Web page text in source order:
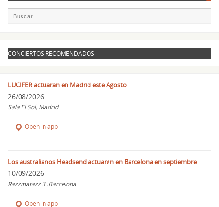
CONCIERTOS RECOMENDADOS
LUCIFER actuaran en Madrid este Agosto
26/08/2026
Sala El Sol, Madrid
Open in app
Los australianos Headsend actuarán en Barcelona en septiembre
10/09/2026
Razzmatazz 3 .Barcelona
Open in app